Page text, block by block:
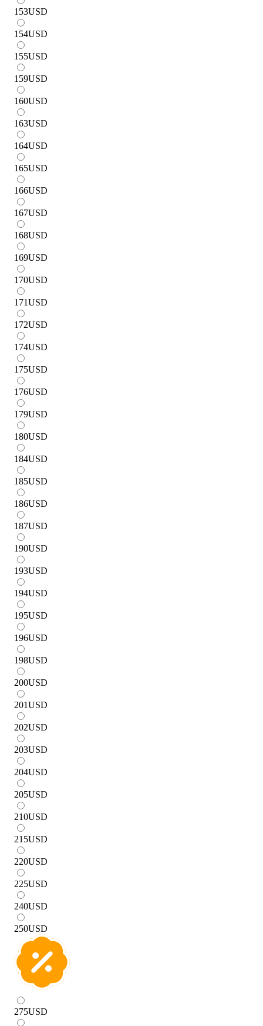
153USD
154USD
155USD
159USD
160USD
163USD
164USD
165USD
166USD
167USD
168USD
169USD
170USD
171USD
172USD
174USD
175USD
176USD
179USD
180USD
184USD
185USD
186USD
187USD
190USD
193USD
194USD
195USD
196USD
198USD
200USD
201USD
202USD
203USD
204USD
205USD
210USD
215USD
220USD
225USD
240USD
250USD
275USD